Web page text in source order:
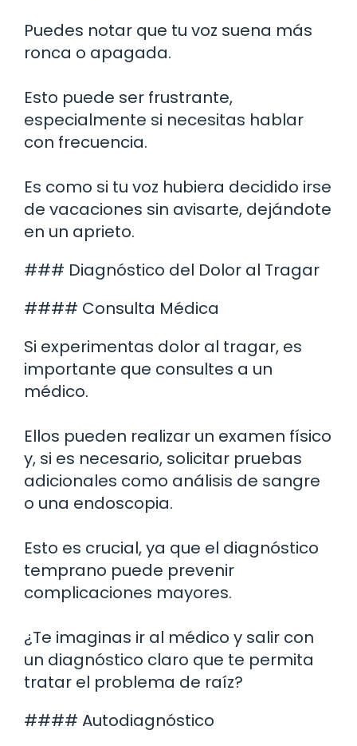
Puedes notar que tu voz suena más
ronca o apagada.
Esto puede ser frustrante,
especialmente si necesitas hablar
con frecuencia.
Es como si tu voz hubiera decidido irse
de vacaciones sin avisarte, dejándote
en un aprieto.
### Diagnóstico del Dolor al Tragar
#### Consulta Médica
Si experimentas dolor al tragar, es
importante que consultes a un
médico.
Ellos pueden realizar un examen físico
y, si es necesario, solicitar pruebas
adicionales como análisis de sangre
o una endoscopia.
Esto es crucial, ya que el diagnóstico
temprano puede prevenir
complicaciones mayores.
¿Te imaginas ir al médico y salir con
un diagnóstico claro que te permita
tratar el problema de raíz?
#### Autodiagnóstico